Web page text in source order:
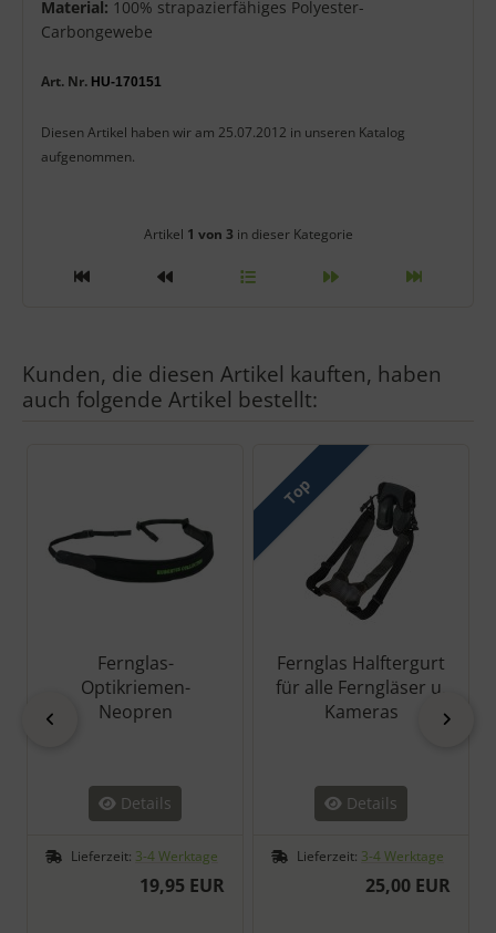
Material: 100% strapazierfähiges Polyester-
Carbongewebe
Art. Nr. HU-170151
Diesen Artikel haben wir am 25.07.2012 in unseren Katalog
aufgenommen.
Artikelnavigation innerhalb
Artikel 1 von 3 in dieser Kategorie
Kunden, die diesen Artikel kauften, haben
auch folgende Artikel bestellt:
Es folgt ein Produktslider - navigieren Sie mit der Tab-Taste
zurück
Fernglas-
Optikriemen-
Neopren
Details
Lieferzeit: 3-4 Werktage
19,95 EUR
Top
Fernglas Halftergurt
für alle Ferngläser u.
Kameras
Details
Lieferzeit: 3-4 Werktage
25,00 EUR